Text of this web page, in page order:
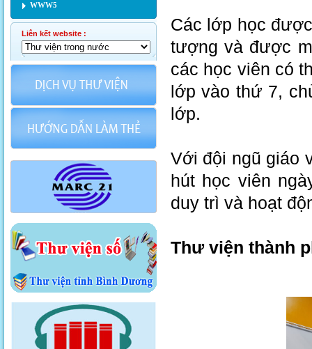
WWW5
Liên kết website :
Các lớp học
tượng và được
các học viên có
lớp vào thứ 7,
lớp.
Với đội ngũ giáo
hút học viên
duy trì và hoạt
Thư viện thành